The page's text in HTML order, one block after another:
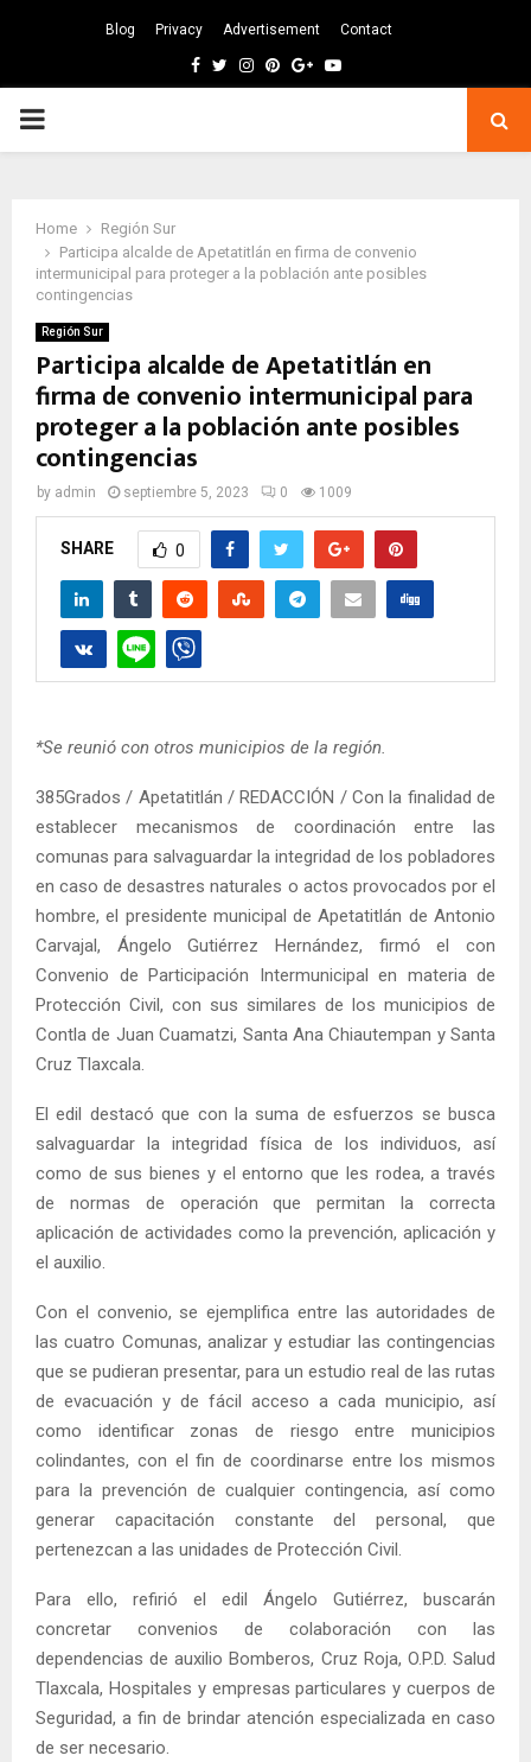
Blog Privacy Advertisement Contact
Facebook
TwitterInstagram
Pinterest
GoogleYoutube
PRIMARY
Home
Región Sur
Participa alcalde de Apetatitlán en firma de convenio
intermunicipal para proteger a la población ante posibles
contingencias
Región Sur
Participa alcalde de Apetatitlán en
firma de convenio intermunicipal para
proteger a la población ante posibles
contingencias
by admin septiembre 5, 2023 0 1009
SHARE 0
*Se reunió con otros municipios de la región.
385Grados / Apetatitlán / REDACCIÓN / Con la finalidad de
establecer mecanismos de coordinación entre las
comunas para salvaguardar la integridad de los pobladores
en caso de desastres naturales o actos provocados por el
hombre, el presidente municipal de Apetatitlán de Antonio
Carvajal, Ángelo Gutiérrez Hernández, firmó el con
Convenio de Participación Intermunicipal en materia de
Protección Civil, con sus similares de los municipios de
Contla de Juan Cuamatzi, Santa Ana Chiautempan y Santa
Cruz Tlaxcala.
El edil destacó que con la suma de esfuerzos se busca
salvaguardar la integridad física de los individuos, así
como de sus bienes y el entorno que les rodea, a través
de normas de operación que permitan la correcta
aplicación de actividades como la prevención, aplicación y
el auxilio.
Con el convenio, se ejemplifica entre las autoridades de
las cuatro Comunas, analizar y estudiar las contingencias
que se pudieran presentar, para un estudio real de las rutas
de evacuación y de fácil acceso a cada municipio, así
como identificar zonas de riesgo entre municipios
colindantes, con el fin de coordinarse entre los mismos
para la prevención de cualquier contingencia, así como
generar capacitación constante del personal, que
pertenezcan a las unidades de Protección Civil.
Para ello, refirió el edil Ángelo Gutiérrez, buscarán
concretar convenios de colaboración con las
dependencias de auxilio Bomberos, Cruz Roja, O.P.D. Salud
Tlaxcala, Hospitales y empresas particulares y cuerpos de
Seguridad, a fin de brindar atención especializada en caso
de ser necesario.